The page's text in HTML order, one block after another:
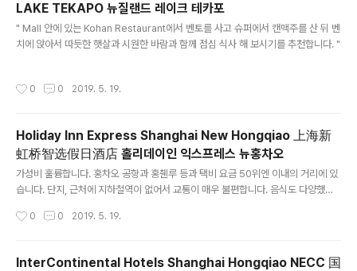
LAKE TEKAPO 뉴질랜드 레이크 테카포
" Mall 안에 있는 Kohan Restaurant에서 벤토를 사고 슈퍼에서 캔맥주를 산 뒤 벤
치에 앉아서 따듯한 햇살과 시원한 바람과 함께 점심 식사 해 보시기를 추천합니다. "
0 0 2019. 5. 19.
Holiday Inn Express Shanghai New Hongqiao 上海新
虹桥智选假日酒店 홀리데이인 익스프레스 뉴홍차오
가성비 훌륭합니다. 홍차오 공항과 홍췐루 등과 택비 요금 50위엔 이내의 거리에 있
습니다. 단지, 근처에 지하철역이 없어서 교통이 매우 불편합니다. 음식도 다양했으
0 0 2019. 5. 19.
InterContinental Hotels Shanghai Hongqiao NECC 国